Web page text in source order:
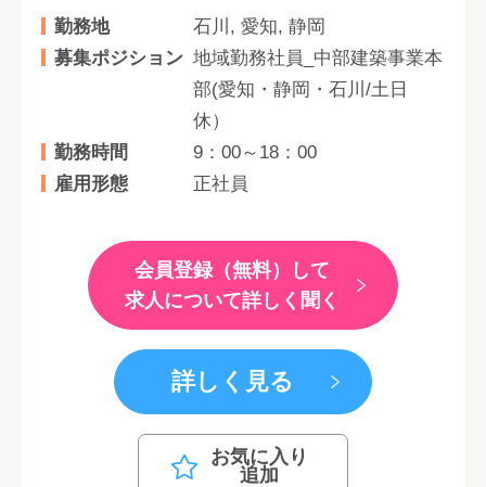
勤務地
石川, 愛知, 静岡
募集ポジション 地域勤務社員_中部建築事業本
部(愛知・静岡・石川/土日
休）
勤務時間
9：00～18：00
雇用形態
正社員
会員登録（無料）して
求人について詳しく聞く
詳しく見る
お気に入り
追加